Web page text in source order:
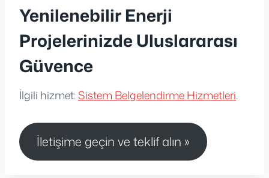
Yenilenebilir Enerji
Projelerinizde Uluslararası
Güvence
İlgili hizmet:Sistem Belgelendirme Hizmetleri.
İletişime geçin ve teklif alın »